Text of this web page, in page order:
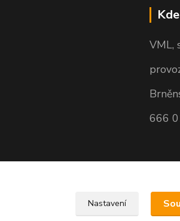
VML,
666
Nastavení